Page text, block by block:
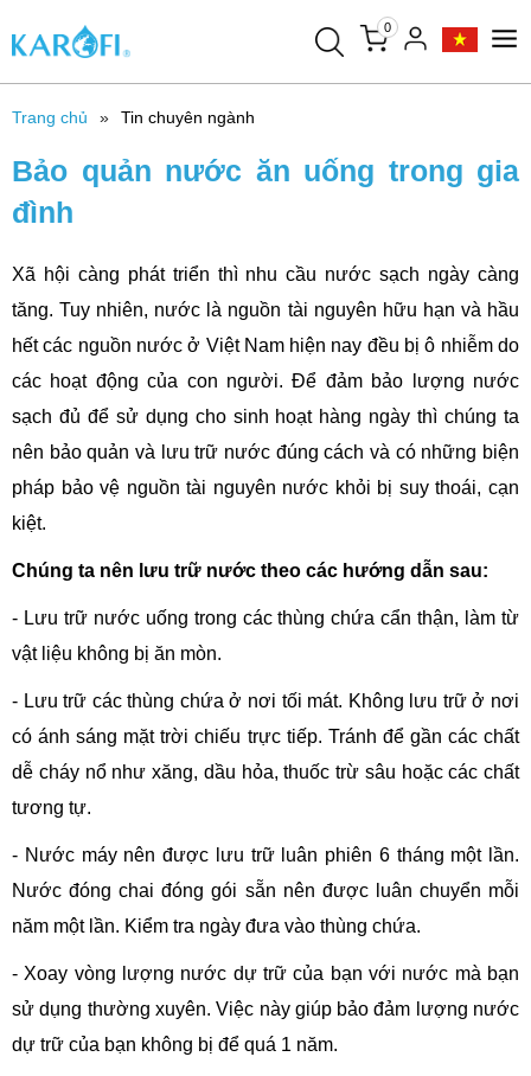
0
Trang chủ Tin chuyên ngành
Bảo quản nước ăn uống trong gia
đình
Xã hội càng phát triển thì nhu cầu nước sạch ngày càng
tăng. Tuy nhiên, nước là nguồn tài nguyên hữu hạn và hầu
hết các nguồn nước ở Việt Nam hiện nay đều bị ô nhiễm do
các hoạt động của con người. Để đảm bảo lượng nước
sạch đủ để sử dụng cho sinh hoạt hàng ngày thì chúng ta
nên bảo quản và lưu trữ nước đúng cách và có những biện
pháp bảo vệ nguồn tài nguyên nước khỏi bị suy thoái, cạn
kiệt.
Chúng ta nên lưu trữ nước theo các hướng dẫn sau:
- Lưu trữ nước uống trong các thùng chứa cẩn thận, làm từ
vật liệu không bị ăn mòn.
- Lưu trữ các thùng chứa ở nơi tối mát. Không lưu trữ ở nơi
có ánh sáng mặt trời chiếu trực tiếp. Tránh để gần các chất
dễ cháy nổ như xăng, dầu hỏa, thuốc trừ sâu hoặc các chất
tương tự.
- Nước máy nên được lưu trữ luân phiên 6 tháng một lần.
Nước đóng chai đóng gói sẵn nên được luân chuyển mỗi
năm một lần. Kiểm tra ngày đưa vào thùng chứa.
- Xoay vòng lượng nước dự trữ của bạn với nước mà bạn
sử dụng thường xuyên. Việc này giúp bảo đảm lượng nước
dự trữ của bạn không bị để quá 1 năm.